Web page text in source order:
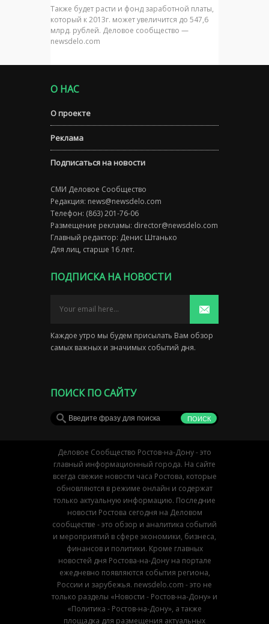
Также будет расти и фонд заработной платы,
который к 2013г. может увеличится до 547,6
млрд. рублей. Деловое сообщество —
newsdelo.com
О НАС
О проекте
Реклама
Подписаться на новости
СМИ Деловое Сообщество
Редакция: news@newsdelo.com
Телефон: (863) 201-76-06
Размещение рекламы: director@newsdelo.com
Главный редактор: Денис Штанько
Для лиц, старше 16 лет.
ПОДПИСКА НА НОВОСТИ
Каждое утро мы будем присылать Вам обзор
самых важных и значимых событий дня.
ПОИСК ПО САЙТУ
Деловое Сообщество Ростов-на-Дону - это
главный информационный города. На сайте
всегда свежие новости часа Ростова, которые
обновляются в режиме онлайн и содержат
только актуальную информацию. Последние
новости Ростова сегодня на Деловом
сообществе - это обзор и аналитика событий
и мероприятий в сфере экономики, бизнеса,
финансов и политики. Кроме главных
новостей дня Ростова-на-Дону на портале
ежедневно появляются события региона,
России и зарубежья. newsdelo.com - это не
только разделы «Новости - Ростов-на-Дону» и
«Политика - Ростов-на-Дону», а также
площадка для размещения актуальных